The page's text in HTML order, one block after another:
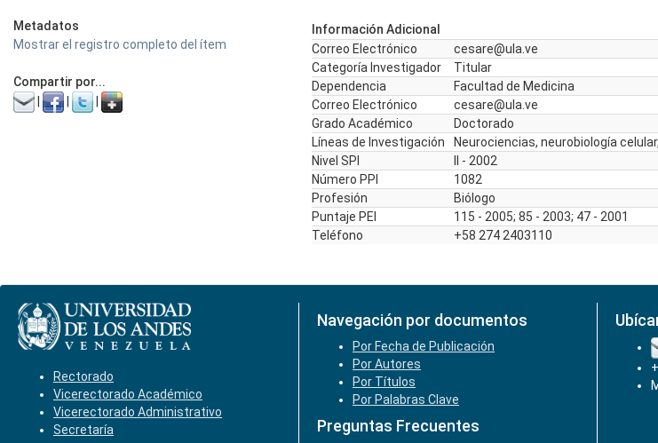
Metadatos
Mostrar el registro completo del ítem
Compartir por...
Información Adicional
Correo Electrónico
cesare@ula.ve
Categoría Investigador
Titular
Dependencia
Facultad de Medicina
Correo Electrónico
cesare@ula.ve
Grado Académico
Doctorado
Líneas de Investigación
Neurociencias, neurobiología
Nivel SPI
II - 2002
Número PPI
1082
Profesión
Biólogo
Puntaje PEI
115 - 2005; 85 - 2003; 47 - 2001
Teléfono
+58 274 2403110
Rectorado
Vicerectorado Académico
Vicerectorado Administrativo
Secretaría
Navegación por documentos
Por Fecha de Publicación
Por Autores
Por Títulos
Por Palabras Clave
Preguntas Frecuentes